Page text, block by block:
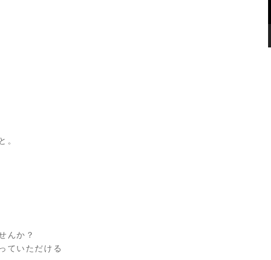
。
んか？
ていただける